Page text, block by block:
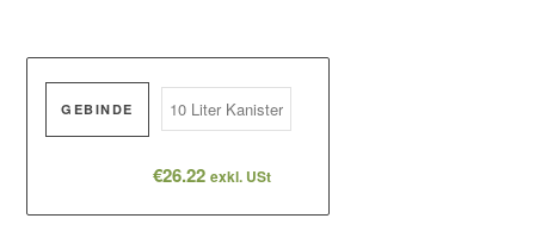
GEBINDE
€26.22 exkl. USt